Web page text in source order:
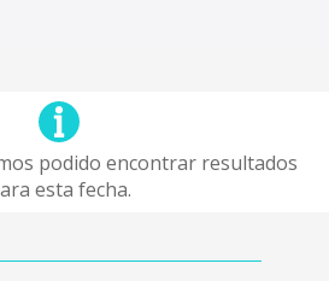
podido encontrar resultados
esta fecha.